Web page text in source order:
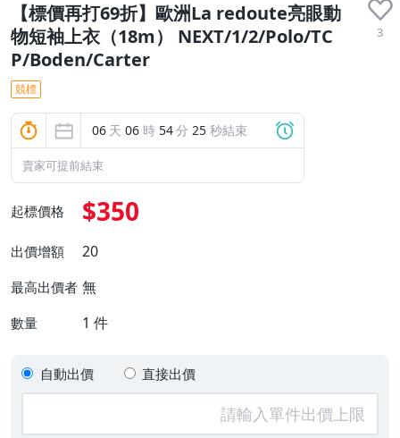
【標價再打69折】歐洲La redoute亮眼動
物短袖上衣（18m） NEXT/1/2/Polo/TC
P/Boden/Carter
3
競標
06 天 06 時 54分 24 秒結束
賣家可提前結束
起標價格 $350
出價增額 20
最高出價者 無
數量 1 件
自動出價 直接出價